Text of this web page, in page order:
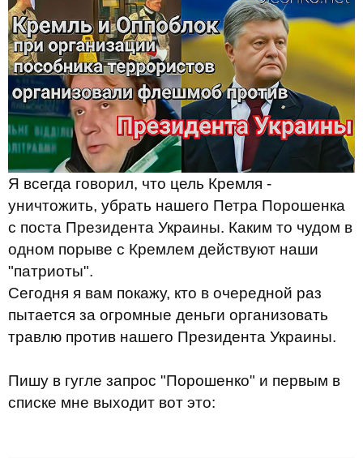
Я всегда говорил, что цель Кремля -
уничтожить, убрать нашего Петра Порошенка
с поста Президента Украины. Каким то чудом в
одном порыве с Кремлем действуют наши
"патриоты".
Сегодня я вам покажу, кто в очередной раз
пытается за огромные деньги организовать
травлю против нашего Президента Украины.
Пишу в гугле запрос "Порошенко" и первым в
списке мне выходит вот это: